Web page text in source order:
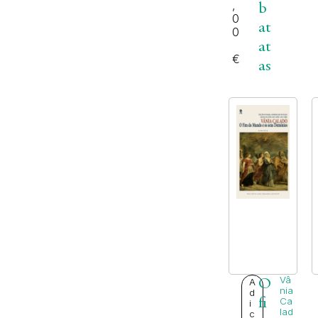
0
0
€
b
at
at
as
A
d
i
c
O
fi
Vâ
nia
Ca
lad